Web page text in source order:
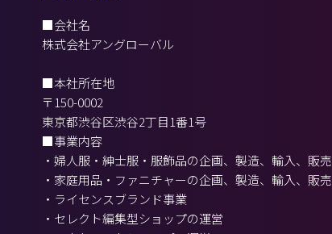
■会社名
株式会社アングローバル
■本社所在地
〒150-0002
東京都渋谷区渋谷2丁目1番1号
■事業内容
・婦人服・紳士服・服飾品の企画、製造、輸入、販売
・家庭用品・ファニチャーの企画、製造、輸入、販売
・ライセンスブランド事業
・セレクト編集型ショップの運営